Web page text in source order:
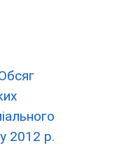
2012 р.